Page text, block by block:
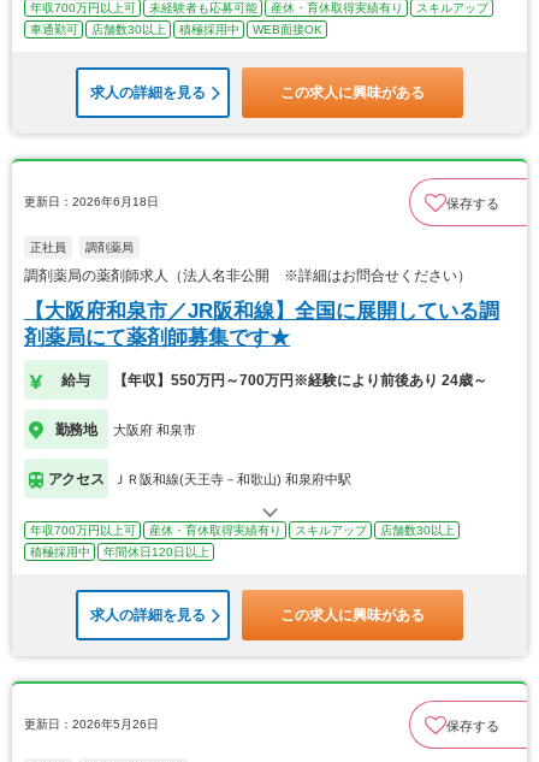
年収700万円以上可 未経験者も応募可能 産休・育休取得実績有り
スキルアップ
車通勤可
店舗数30以上 積極採用中 WEB面接OK
求人の詳細を見る この求人に興味がある
更新日：2026年6月18日 保存する
正社員 調剤薬局
調剤薬局の薬剤師求人（法人名非公開 ※詳細はお問合せください）
【大阪府和泉市／JR阪和線】全国に展開している調
剤薬局にて薬剤師募集です★
給与 【年収】550万円～700万円※経験により前後あり 24歳～
勤務地 大阪府 和泉市
アクセス ＪＲ阪和線(天王寺－和歌山) 和泉府中駅
年収700万円以上可 産休・育休取得実績有り スキルアップ
店舗数30以上
積極採用中
年間休日120日以上
求人の詳細を見る この求人に興味がある
更新日：2026年5月26日 保存する